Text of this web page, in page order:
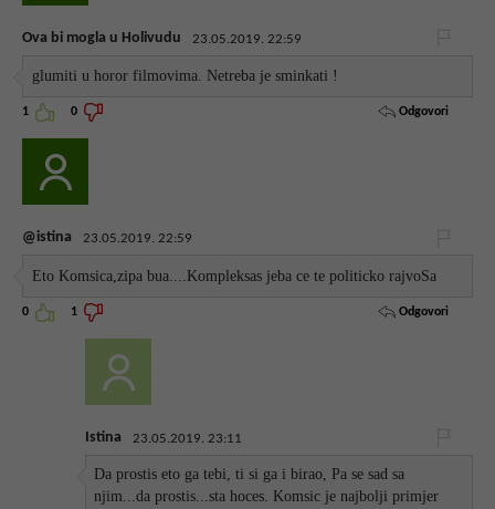
Ova bi mogla u Holivudu 23.05.2019. 22:59
glumiti u horor filmovima. Netreba je sminkati !
1 0 Odgovori
@istina 23.05.2019. 22:59
Eto Komsica,zipa bua....Kompleksas jeba ce te politicko rajvoSa
0 1 Odgovori
Istina 23.05.2019. 23:11
Da prostis eto ga tebi, ti si ga i birao, Pa se sad sa
njim...da prostis...sta hoces. Komsic je najbolji primjer